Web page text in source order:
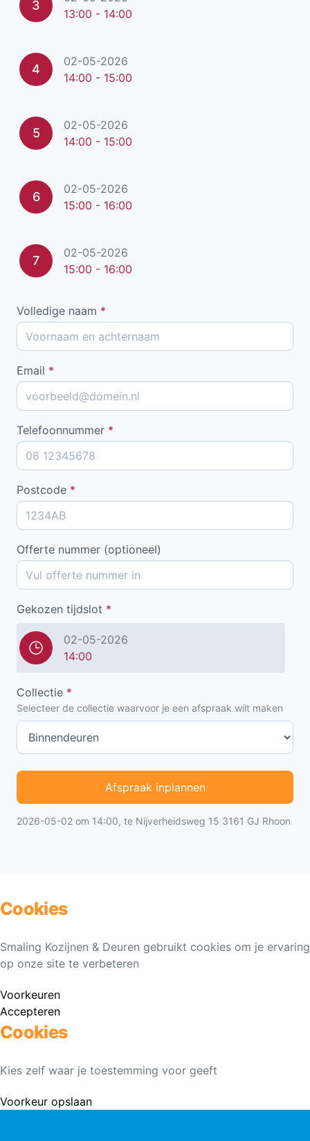
3
13:00 - 14:00
4
02-05-2026
14:00 - 15:00
5
02-05-2026
14:00 - 15:00
6
02-05-2026
15:00 - 16:00
7
02-05-2026
15:00 - 16:00
Volledige naam *
Email *
Telefoonnummer *
Postcode *
Offerte nummer (optioneel)
Gekozen tijdslot *
02-05-2026
14:00
Collectie *
Selecteer de collectie waarvoor je een afspraak wilt maken
Afspraak inplannen
2026-05-02 om 14:00, te Nijverheidsweg 15 3161 GJ Rhoon
Cookies
Smaling Kozijnen & Deuren gebruikt cookies om je ervaring
op onze site te verbeteren
Voorkeuren
Accepteren
Cookies
Kies zelf waar je toestemming voor geeft
Voorkeur opslaan